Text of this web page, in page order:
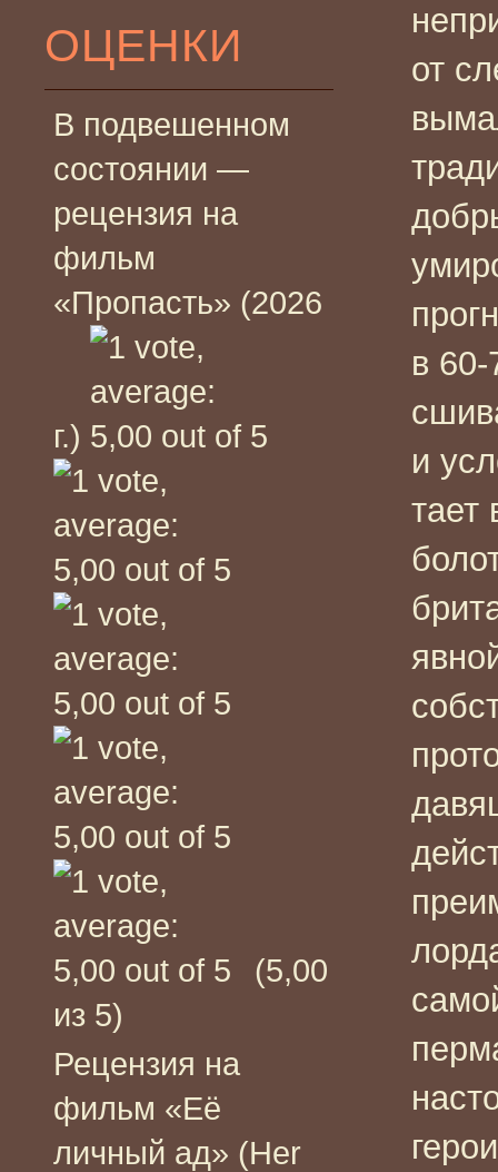
ОЦЕНКИ
В подвешенном
состоянии —
рецензия на
фильм
«Пропасть» (2026
г.)
(5,00
из 5)
Рецензия на
фильм «Её
личный ад» (Her
от
в
и
тает